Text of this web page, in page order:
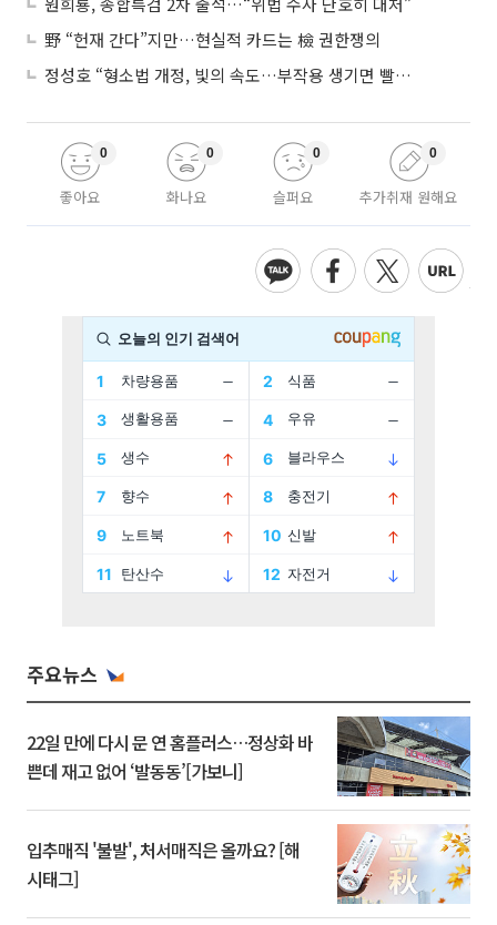
野 “헌재 간다”지만…현실적 카드는 檢 권한쟁의
정성호 “형소법 개정, 빛의 속도…부작용 생기면 빨리 고쳐야”
좋아요
0
화나요
0
슬퍼요
0
추가취재 원해요
0
주요뉴스
22일 만에 다시 문 연 홈플러스…정상화 바
쁜데 재고 없어 ‘발동동’[가보니]
입추매직 '불발', 처서매직은 올까요? [해
시태그]